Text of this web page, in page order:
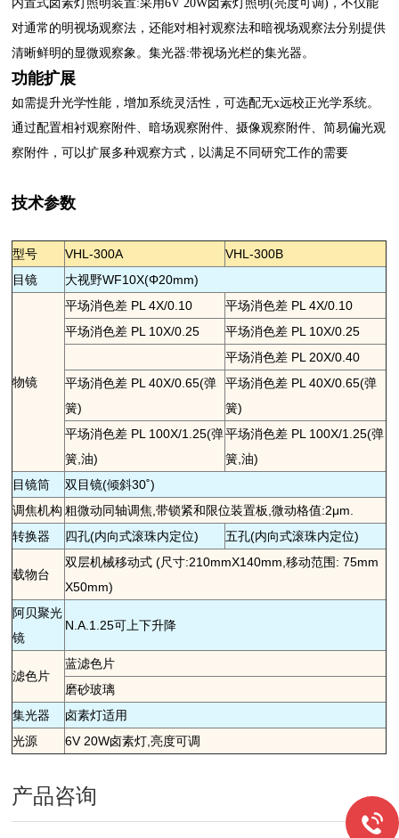
内置式卤素灯照明装置:采用6V 20W卤素灯照明(亮度可调)，不仅能
对通常的明视场观察法，还能对相衬观察法和暗视场观察法分别提供
清晰鲜明的显微观察象。集光器:带视场光栏的集光器。
功能扩展
如需提升光学性能，增加系统灵活性，可选配无x远校正光学系统。
通过配置相衬观察附件、暗场观察附件、摄像观察附件、简易偏光观
察附件，可以扩展多种观察方式，以满足不同研究工作的需要
技术参数
型号 VHL-300A VHL-300B
目镜
大视野WF10X(Φ20mm)
物镜
平场消色差 PL 4X/0.10
平场消色差 PL 4X/0.10
平场消色差 PL 10X/0.25
平场消色差 PL 10X/0.25
平场消色差 PL 20X/0.40
平场消色差 PL 40X/0.65(弹
簧)
平场消色差 PL 40X/0.65(弹
簧)
平场消色差 PL 100X/1.25(弹
簧,油)
平场消色差 PL 100X/1.25(弹
簧,油)
目镜筒
双目镜(倾斜30˚)
调焦机构 粗微动同轴调焦,带锁紧和限位装置板,微动格值:2μm.
转换器
四孔(内向式滚珠内定位) 五孔(内向式滚珠内定位)
载物台
双层机械移动式 (尺寸:210mmX140mm,移动范围: 75mm
X50mm)
阿贝聚光
镜
N.A.1.25可上下升降
滤色片
蓝滤色片
磨砂玻璃
集光器
卤素灯适用
光源
6V 20W卤素灯,亮度可调
产品咨询